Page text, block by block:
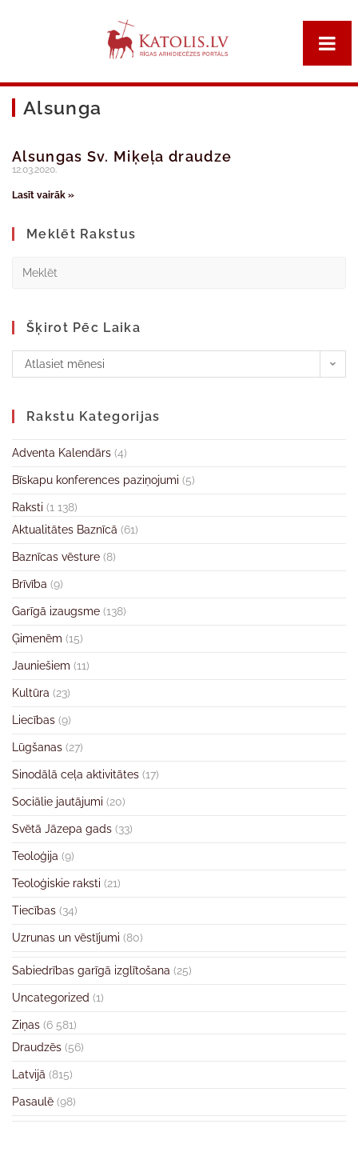
Alsunga
Alsungas Sv. Miķeļa draudze
12.03.2020.
Lasīt vairāk »
Meklēt Rakstus
Šķirot Pēc Laika
Atlasiet mēnesi
Rakstu Kategorijas
Adventa Kalendārs (4)
Bīskapu konferences paziņojumi (5)
Raksti (1 138)
Aktualitātes Baznīcā (61)
Baznīcas vēsture (8)
Brīvība (9)
Garīgā izaugsme (138)
Ģimenēm (15)
Jauniešiem (11)
Kultūra (23)
Liecības (9)
Lūgšanas (27)
Sinodālā ceļa aktivitātes (17)
Sociālie jautājumi (20)
Svētā Jāzepa gads (33)
Teoloģija (9)
Teoloģiskie raksti (21)
Tiecības (34)
Uzrunas un vēstījumi (80)
Sabiedrības garīgā izglītošana (25)
Uncategorized (1)
Ziņas (6 581)
Draudzēs (56)
Latvijā (815)
Pasaulē (98)